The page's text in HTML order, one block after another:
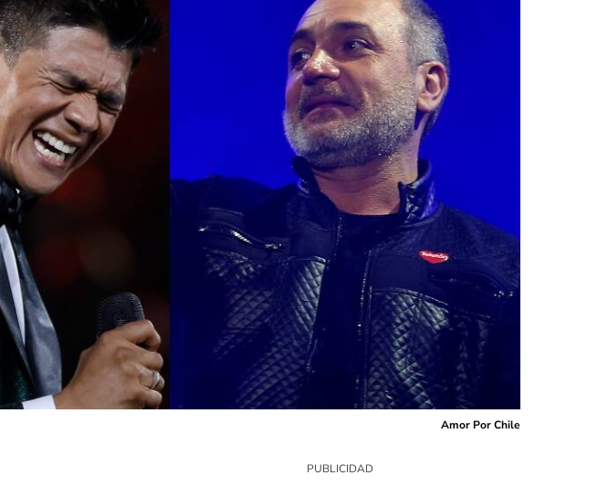
Amor Por Chile